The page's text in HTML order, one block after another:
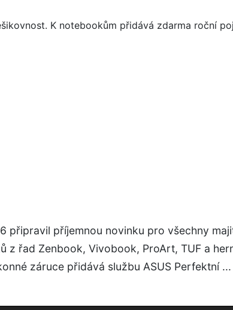
připravil příjemnou novinku pro všechny
z řad Zenbook, Vivobook, ProArt, TUF a
záruce přidává službu ASUS Perfektní ...